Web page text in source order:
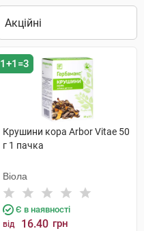
1+1=3
Крушини кора Arbor Vitae 50
г 1 пачка
Віола
Є в наявності
від 16.40 грн